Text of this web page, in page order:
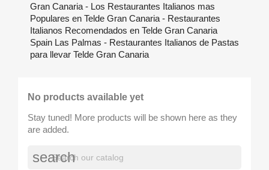
Gran Canaria - Los Restaurantes Italianos mas
Populares en Telde Gran Canaria - Restaurantes
Italianos Recomendados en Telde Gran Canaria
Spain Las Palmas - Restaurantes Italianos de Pastas
para llevar Telde Gran Canaria
No products available yet
Stay tuned! More products will be shown here as they
are added.
search